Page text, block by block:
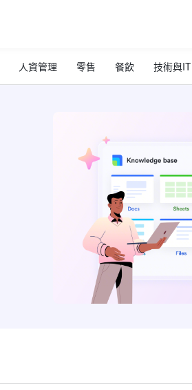
人資管理 零售 餐飲 技術與IT